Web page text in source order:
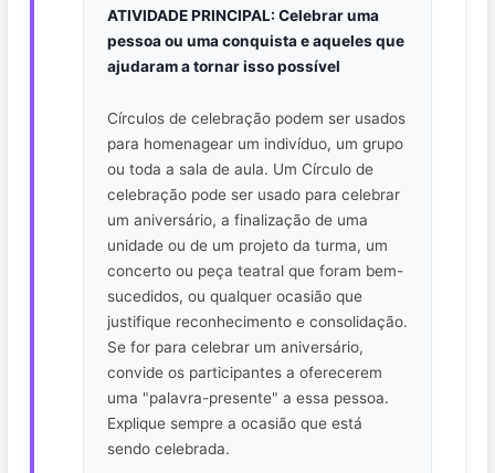
ATIVIDADE PRINCIPAL: Celebrar uma
pessoa ou uma conquista e aqueles que
ajudaram a tornar isso possível
Círculos de celebração podem ser usados
para homenagear um indivíduo, um grupo
ou toda a sala de aula. Um Círculo de
celebração pode ser usado para celebrar
um aniversário, a finalização de uma
unidade ou de um projeto da turma, um
concerto ou peça teatral que foram bem-
sucedidos, ou qualquer ocasião que
justifique reconhecimento e consolidação.
Se for para celebrar um aniversário,
convide os participantes a oferecerem
uma "palavra-presente" a essa pessoa.
Explique sempre a ocasião que está
sendo celebrada.